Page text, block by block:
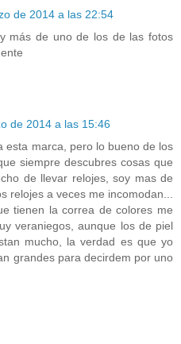
de 2014 a las 22:54
más de uno de los de las fotos
de 2014 a las 15:46
esta marca, pero lo bueno de los
siempre descubres cosas que
de llevar relojes, soy mas de
relojes a veces me incomodan...
tienen la correa de colores me
veraniegos, aunque los de piel
mucho, la verdad es que yo
grandes para decirdem por uno